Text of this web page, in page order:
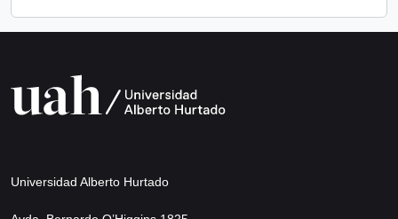
Universidad Alberto Hurtado